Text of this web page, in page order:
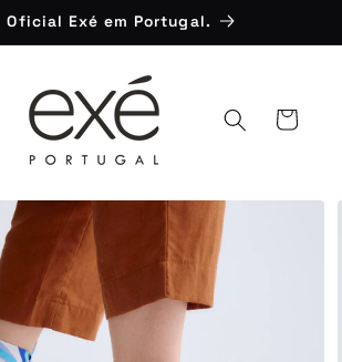
Oficial Exé em Portugal.
Carrinho